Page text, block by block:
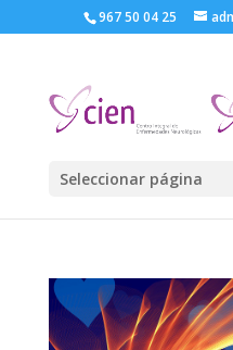
967 50 04 25
Seleccionar página